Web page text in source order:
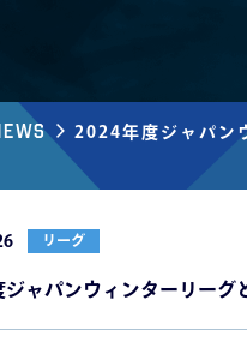
2024年度ジャパン
リーグ
ジャパンウィンターリーグ